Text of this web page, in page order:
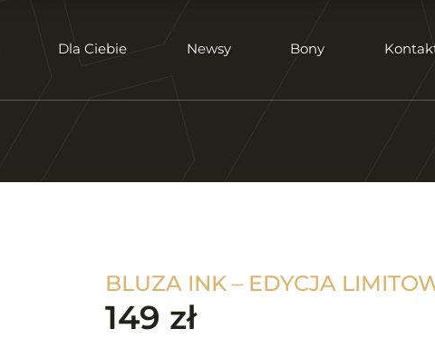
Dla Ciebie Newsy Bony
BLUZA INK – EDYCJA
149 zł